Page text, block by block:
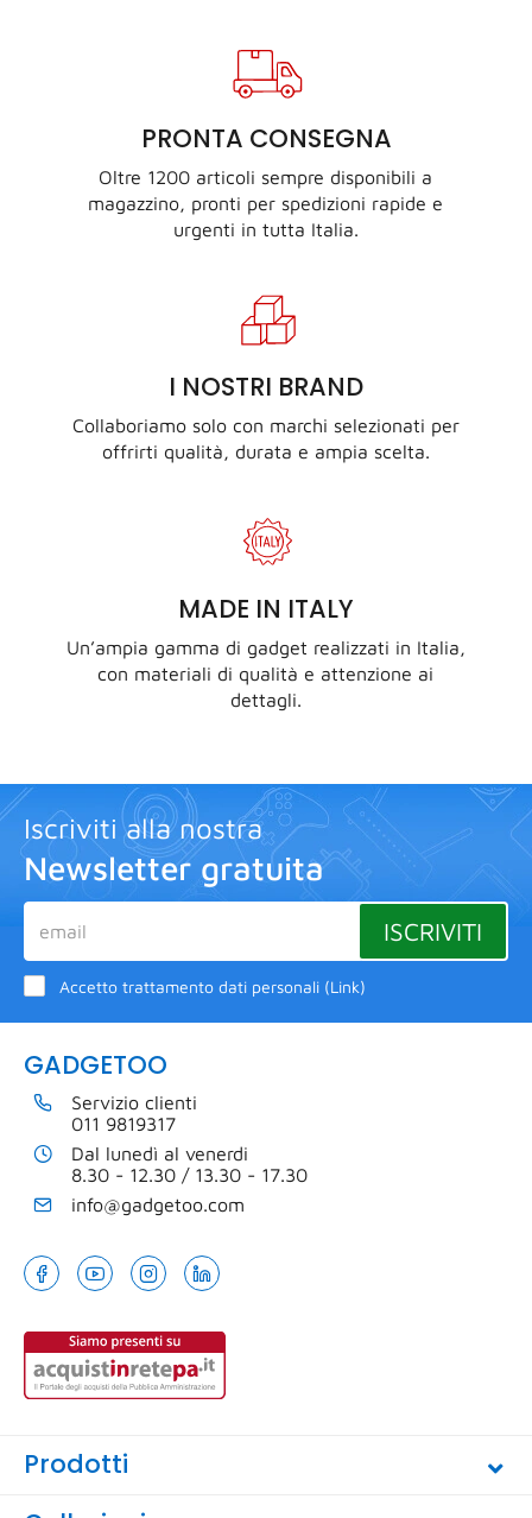
PRONTA CONSEGNA
Oltre 1200 articoli sempre disponibili a
magazzino, pronti per spedizioni rapide e
urgenti in tutta Italia.
I NOSTRI BRAND
Collaboriamo solo con marchi selezionati per
offrirti qualità, durata e ampia scelta.
MADE IN ITALY
Un’ampia gamma di gadget realizzati in Italia,
con materiali di qualità e attenzione ai
dettagli.
Iscriviti alla nostra
Newsletter gratuita
ISCRIVITI
Accetto trattamento dati personali (Link)
GADGETOO
Servizio clienti
011 9819317
Dal lunedì al venerdi
8.30 - 12.30 / 13.30 - 17.30
info@gadgetoo.com
Prodotti